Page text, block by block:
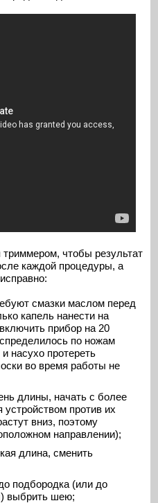
триммером, чтобы результат
каждой процедуры, а
смазки маслом перед
капель нанести на
прибор на 20
по ножам
насухо протереть
во время работы не
длины, начать с более
против их
вниз, поэтому
направлении);
длина, сменить
подбородка (или до
выбрить шею;